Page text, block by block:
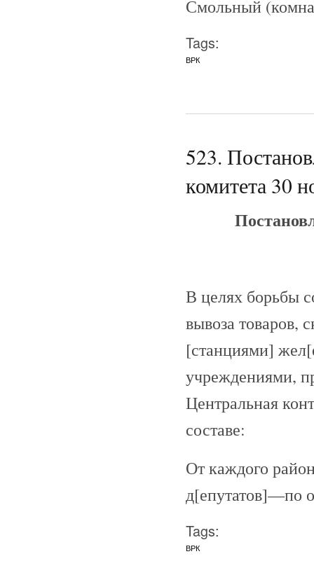
Смольный
Tags:
ВРК
523.
комитета 30
В целях борьбы
вывоза товаров,
[станциями]
учреждениями,
Центральная
составе:
От каждого
д[епутатов]—по
Tags:
ВРК